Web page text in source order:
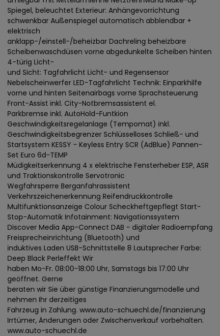
Spiegel, beleuchtet Exterieur: Anhängevorrichtung
schwenkbar Außenspiegel automatisch abblendbar +
elektrisch
anklapp-/einstell-/beheizbar Dachreling beheizbare
Scheibenwaschdüsen vorne abgedunkelte Scheiben hinten
4-türig Licht-
und Sicht: Tagfahrlicht Licht- und Regensensor
Nebelscheinwerfer LED-Tagfahrlicht Technik: Einparkhilfe
vorne und hinten Seitenairbags vorne Sprachsteuerung
Front-Assist inkl. City-Notbremsassistent el.
Parkbremse inkl. AutoHold-Funtkion
Geschwindigkeitsregelanlage (Tempomat) inkl.
Geschwindigkeitsbegrenzer Schlüsselloses Schließ- und
Startsystem KESSY - Keyless Entry SCR (AdBlue) Pannen-
Set Euro 6d-TEMP
Müdigkeitserkennung 4 x elektrische Fensterheber ESP, ASR
und Traktionskontrolle Servotronic
Wegfahrsperre Berganfahrassistent
Verkehrszeichenerkennung Reifendruckkontrolle
Multifunktionsanzeige Colour Scheckheftgepflegt Start-
Stop-Automatik Infotainment: Navigationssystem
Discover Media App-Connect DAB - digitaler Radioempfang
Freisprecheinrichtung (Bluetooth) und
induktives Laden USB-Schnittstelle 8 Lautsprecher Farbe:
Deep Black Perleffekt Wir
haben Mo-Fr. 08:00-18:00 Uhr, Samstags bis 17:00 Uhr
geöffnet. Gerne
beraten wir Sie über günstige Finanzierungsmodelle und
nehmen Ihr derzeitiges
Fahrzeug in Zahlung. www.auto-schuechl.de/finanzierung
Irrtümer, Änderungen oder Zwischenverkauf vorbehalten.
www.auto-schuechl.de